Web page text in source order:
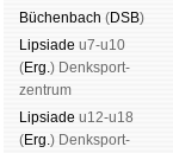
Büchen­bach (DSB)
Lipsiade u7-u10
(Erg.) Denk­sport­
zen­trum
Lipsiade u12-u18
(Erg.) Denk­sport­